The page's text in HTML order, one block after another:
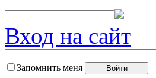
Вход на сайт
Запомнить меня